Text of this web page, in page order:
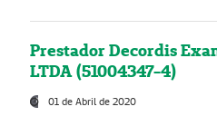
Prestador Decordis
LTDA (51004347-4)
01 de Abril de 2020